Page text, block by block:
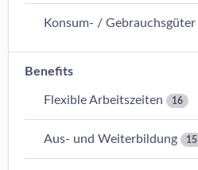
Konsum- / Gebrauchsgüter
Benefits
Flexible Arbeitszeiten 16
Aus- und Weiterbildung 15